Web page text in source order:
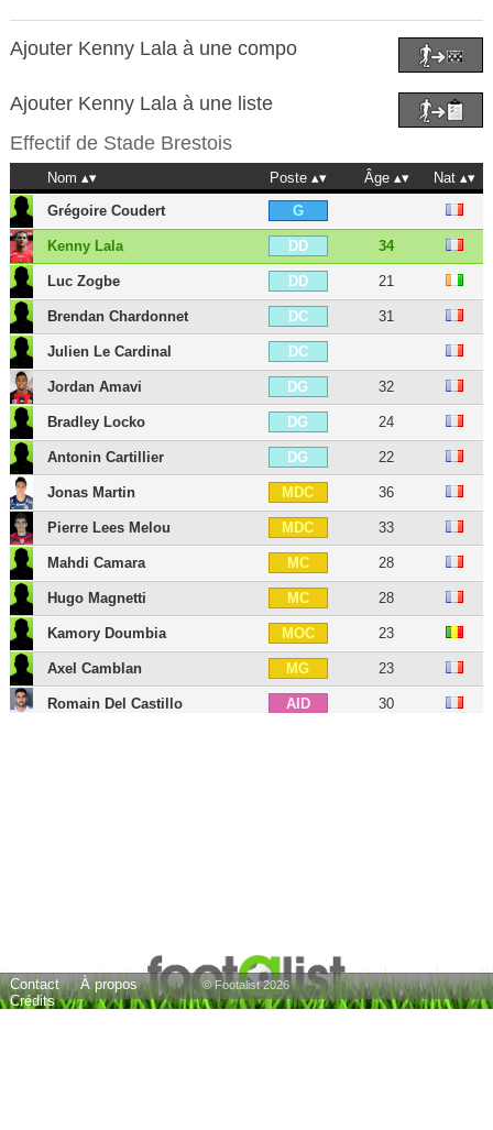
Ajouter Kenny Lala à une compo
Ajouter Kenny Lala à une liste
Effectif de Stade Brestois
Nom Poste Âge
Nat
Grégoire Coudert
G
Kenny Lala DD 34
Luc Zogbe DD 21
Brendan Chardonnet DC 31
Julien Le Cardinal DC
Jordan Amavi DG 32
Bradley Locko DG 24
Antonin Cartillier DG 22
Jonas Martin MDC 36
Pierre Lees Melou MDC 33
Mahdi Camara MC 28
Hugo Magnetti MC 28
Kamory Doumbia MOC 23
Axel Camblan MG 23
Romain Del Castillo AID 30
22 joueurs
Contact
À propos
Crédits
© Footalist 2026